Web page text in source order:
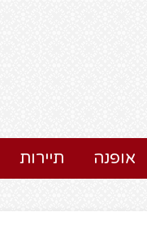
אופנה תיירות